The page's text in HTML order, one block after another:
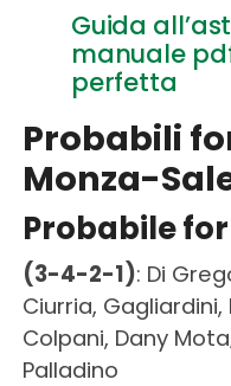
Guida
manuale
perfetta
Probabili
Monza-
Probabile
(3-4-2-1): Di
Ciurria, Gagliardini,
Colpani, Dany
Palladino